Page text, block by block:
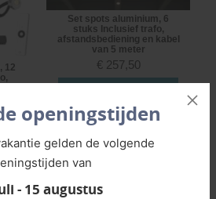
12
Set spots aluminium, 6
stuks Inclusief trafo,
afstandsbediening en kabel
van 5 meter
€ 257,50
openingstijden
gelden de volgende
van
- 15 augustus